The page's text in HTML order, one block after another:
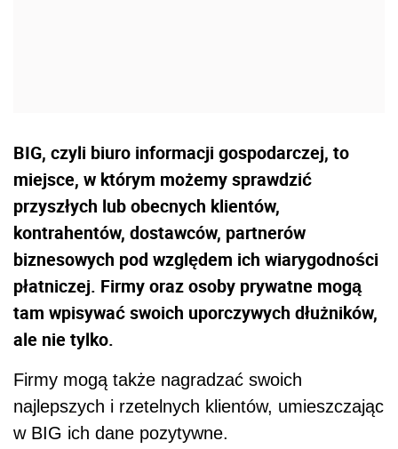
BIG, czyli biuro informacji gospodarczej, to
miejsce, w którym możemy sprawdzić
przyszłych lub obecnych klientów,
kontrahentów, dostawców, partnerów
biznesowych pod względem ich wiarygodności
płatniczej. Firmy oraz osoby prywatne mogą
tam wpisywać swoich uporczywych dłużników,
ale nie tylko.
Firmy mogą także nagradzać swoich
najlepszych i rzetelnych klientów, umieszczając
w BIG ich dane pozytywne.